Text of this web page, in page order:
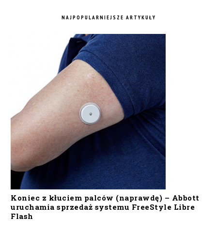
NAJPOPULARNIEJSZE ARTYKUŁY
Koniec z kłuciem palców (naprawdę) – Abbott
uruchamia sprzedaż systemu FreeStyle Libre
Flash